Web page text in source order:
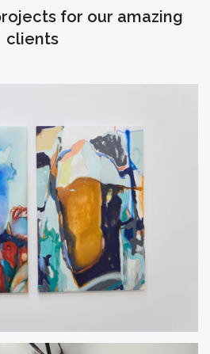
for our amazing
clients